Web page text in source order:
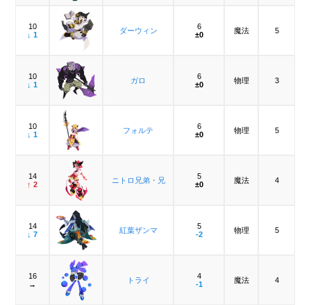
10
↓ 1
ダーウィン
6
±0
魔法 5
10
↓ 1
ガロ
6
±0
物理 3
10
↓ 1
フォルテ
6
±0
物理 5
14
↑ 2
ニトロ兄弟・兄
5
±0
魔法 4
14
↓ 7
紅葉ザンマ
5
-2
物理 5
16
→
トライ
4
-1
魔法 4